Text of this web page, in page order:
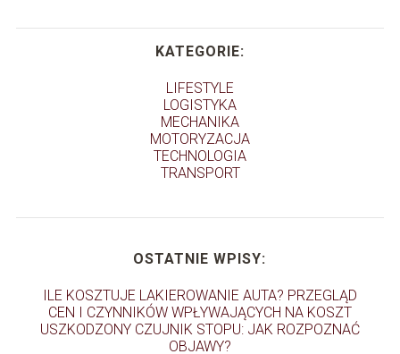
KATEGORIE:
LIFESTYLE
LOGISTYKA
MECHANIKA
MOTORYZACJA
TECHNOLOGIA
TRANSPORT
OSTATNIE WPISY:
ILE KOSZTUJE LAKIEROWANIE AUTA? PRZEGLĄD
CEN I CZYNNIKÓW WPŁYWAJĄCYCH NA KOSZT
USZKODZONY CZUJNIK STOPU: JAK ROZPOZNAĆ
OBJAWY?